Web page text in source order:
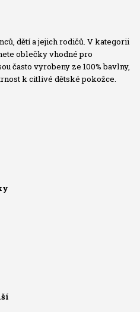
dětí a jejich rodičů. V kategorii
oblečky vhodné pro
často vyrobeny ze 100% bavlny,
k citlivé dětské pokožce.